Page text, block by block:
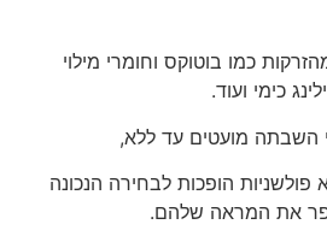
כמו בוטוקס וחומרי מילוי
כימי ועוד.
השבתה מועטים עד ללא,
הופכות לבחירה הנכונה
את המראה שלהם.